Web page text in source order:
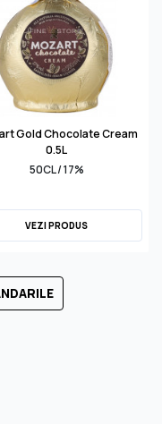
Gold Chocolate Cream
0.5L
50CL / 17%
VEZI PRODUS